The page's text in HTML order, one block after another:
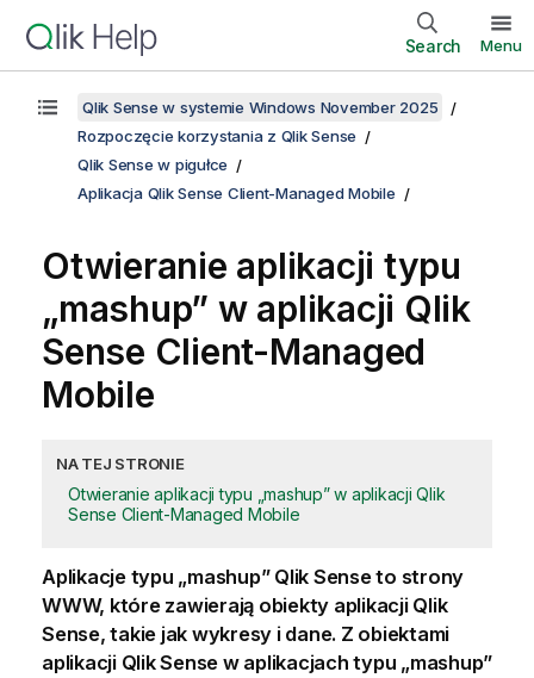
Search Menu
Qlik Sense w systemie Windows November 2025
Rozpoczęcie korzystania z Qlik Sense
Qlik Sense w pigułce
Aplikacja Qlik Sense Client-Managed Mobile
Otwieranie aplikacji typu
„mashup” w aplikacji Qlik
Sense Client-Managed
Mobile
NA TEJ STRONIE
Otwieranie aplikacji typu „mashup” w aplikacji Qlik
Sense Client-Managed Mobile
Aplikacje typu „mashup” Qlik Senseto strony
WWW, które zawierają obiekty aplikacji Qlik
Sense, takie jak wykresy i dane. Z obiektami
aplikacji Qlik Sense w aplikacjach typu „mashup”